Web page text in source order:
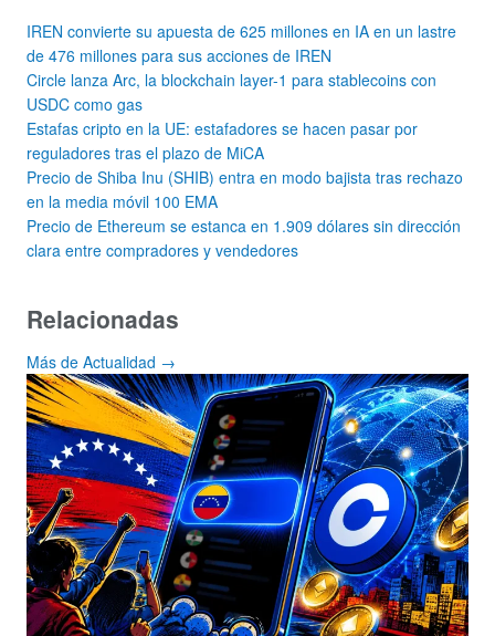
IREN convierte su apuesta de 625 millones en IA en un lastre
de 476 millones para sus acciones de IREN
Circle lanza Arc, la blockchain layer-1 para stablecoins con
USDC como gas
Estafas cripto en la UE: estafadores se hacen pasar por
reguladores tras el plazo de MiCA
Precio de Shiba Inu (SHIB) entra en modo bajista tras rechazo
en la media móvil 100 EMA
Precio de Ethereum se estanca en 1.909 dólares sin dirección
clara entre compradores y vendedores
Relacionadas
Más de Actualidad →